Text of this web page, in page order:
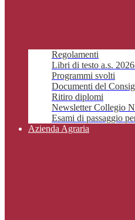
Regolamenti
Libri di testo a.s.
Programmi svolti
Documenti del
Ritiro diplomi
Newsletter Collegio
Esami di passaggio
Azienda Agraria